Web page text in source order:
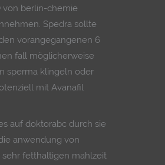
von berlin-chemie
Spedra sollte
vorangegangenen 6
fall möglicherweise
sperma klingeln oder
mit Avanafil
auf doktorabc durch sie
anwendung von
sehr fetthaltigen mahlzeit